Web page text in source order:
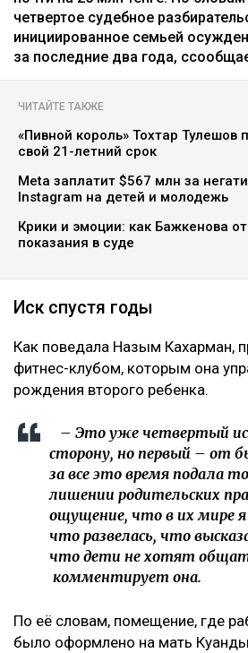
четвертое судебное
инициированное семьей
за последние два года,
ЧИТАЙТЕ ТАКЖЕ
«Пивной король» Тохтар Тулешов
свой 21-летний срок
Meta заплатит $567 млн за
Instagram на детей и молодежь
Крики и эмоции: как Бажкенова
показания в суде
Иск спустя годы
Как поведала Назым Кахарман,
фитнес-клубом, которым она
рождения второго ребенка.
– Это уже четвертый
сторону, но первый – от
за все это время подала
лишении родительских
ощущение, что в их мире
что развелась, что
что дети не хотят
комментирует она.
По её словам, помещение, где
было оформлено на мать